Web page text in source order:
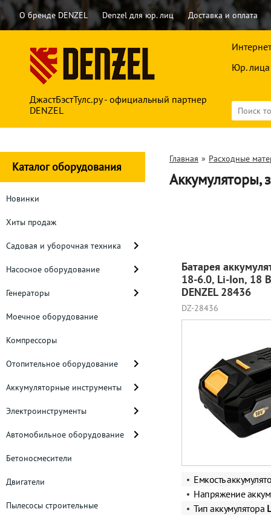
О бренде DENZEL Denzel для юр. лиц Доставка и оплата
ДжастБэстТулс.ру - официальный партнер
DENZEL
Юр. лица
Каталог оборудования
Новинки
Хиты продаж
Садовая и уборочная техника
Насосное оборудование
Генераторы
Моечное оборудование
Компрессоры
Отопительное оборудование
Аккумуляторные инструменты
Электроинструменты
Автомобильное оборудование
Бетоносмесители
Двигатели
Пылесосы строительные
Главная » Расходные
Аккумуляторы,
Батарея
18-6.0, Li-Ion, 18
DENZEL 28436
DZ-28436
Емкость
Напряжение
Тип аккумулятора